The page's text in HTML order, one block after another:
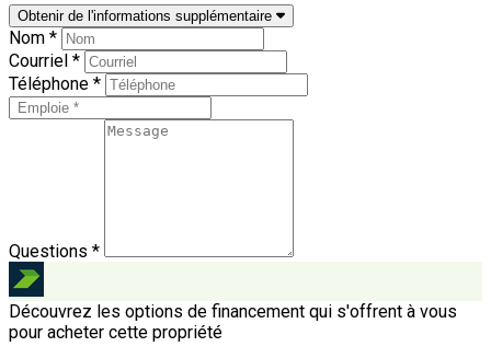
Obtenir de l'informations supplémentaire
Nom *
Courriel *
Téléphone *
Questions *
Découvrez les options de financement qui s'offrent à vous
pour acheter cette propriété